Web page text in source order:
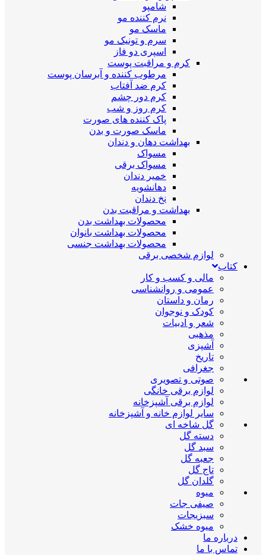
شامپو
نرم کننده مو
ماسک مو
سرم و تونیک مو
اسپری دو فاز
کرم و مراقبت پوست
مرطوب کننده و آبرسان پوست
کرم ضد آفتاب
کرم دور چشم
کرم روز و شب
پاک کننده های صورت
ماسک صورت و بدن
بهداشت دهان و دندان
مسواک
مسواک برقی
خمیر دندان
دهانشویه
نخ دندان
بهداشت و مراقبت بدن
محصولات بهداشت بدن
محصولات بهداشت بانوان
محصولات بهداشت جنسی
لوازم شخصی برقی
کتاب
مالی و کسب و کار
عمومی و روانشناسی
رمان و داستان
کودک و نوجوان
شعر و ادبیات
مذهبی
آشپزی
تاریخ
جغرافی
صوتی و تصویری
لوازم برقی خانگی
لوازم برقی آشپزخانه
سایر لوازم خانه و آشپزخانه
گل شاخه ای
دسته گل
سبد گل
جعبه گل
تاج گل
گلدان گل
میوه
صیفی جات
سبزیجات
میوه خشک
درباره ما
تماس با ما